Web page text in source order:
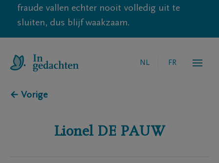
fraude vallen echter nooit volledig uit te
sluiten, dus blijf waakzaam.
NL FR
← Vorige
Lionel DE PAUW